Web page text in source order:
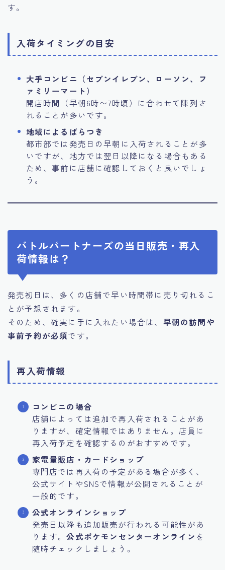
す。
入荷タイミングの目安
大手コンビニ（セブンイレブン、ローソン、フ
ァミリーマート）
開店時間（早朝6時〜7時頃）に合わせて陳列さ
れることが多いです。
地域によるばらつき
都市部では発売日の早朝に入荷されることが多
いですが、地方では翌日以降になる場合もある
ため、事前に店舗に確認しておくと良いでしょ
う。
バトルパートナーズの当日販売・再入
荷情報は？
発売初日は、多くの店舗で早い時間帯に売り切れるこ
とが予想されます。
そのため、確実に手に入れたい場合は、 早朝の訪問や
事前予約が必須です。
再入荷情報
コンビニの場合
店舗によっては追加で再入荷されることがあ
りますが、確定情報ではありません。店員に
再入荷予定を確認するのがおすすめです。
家電量販店・カードショップ
専門店では再入荷の予定がある場合が多く、
公式サイトやSNSで情報が公開されることが
一般的です。
公式オンラインショップ
発売日以降も追加販売が行われる可能性があ
ります。公式ポケモンセンターオンライン を
随時チェックしましょう。